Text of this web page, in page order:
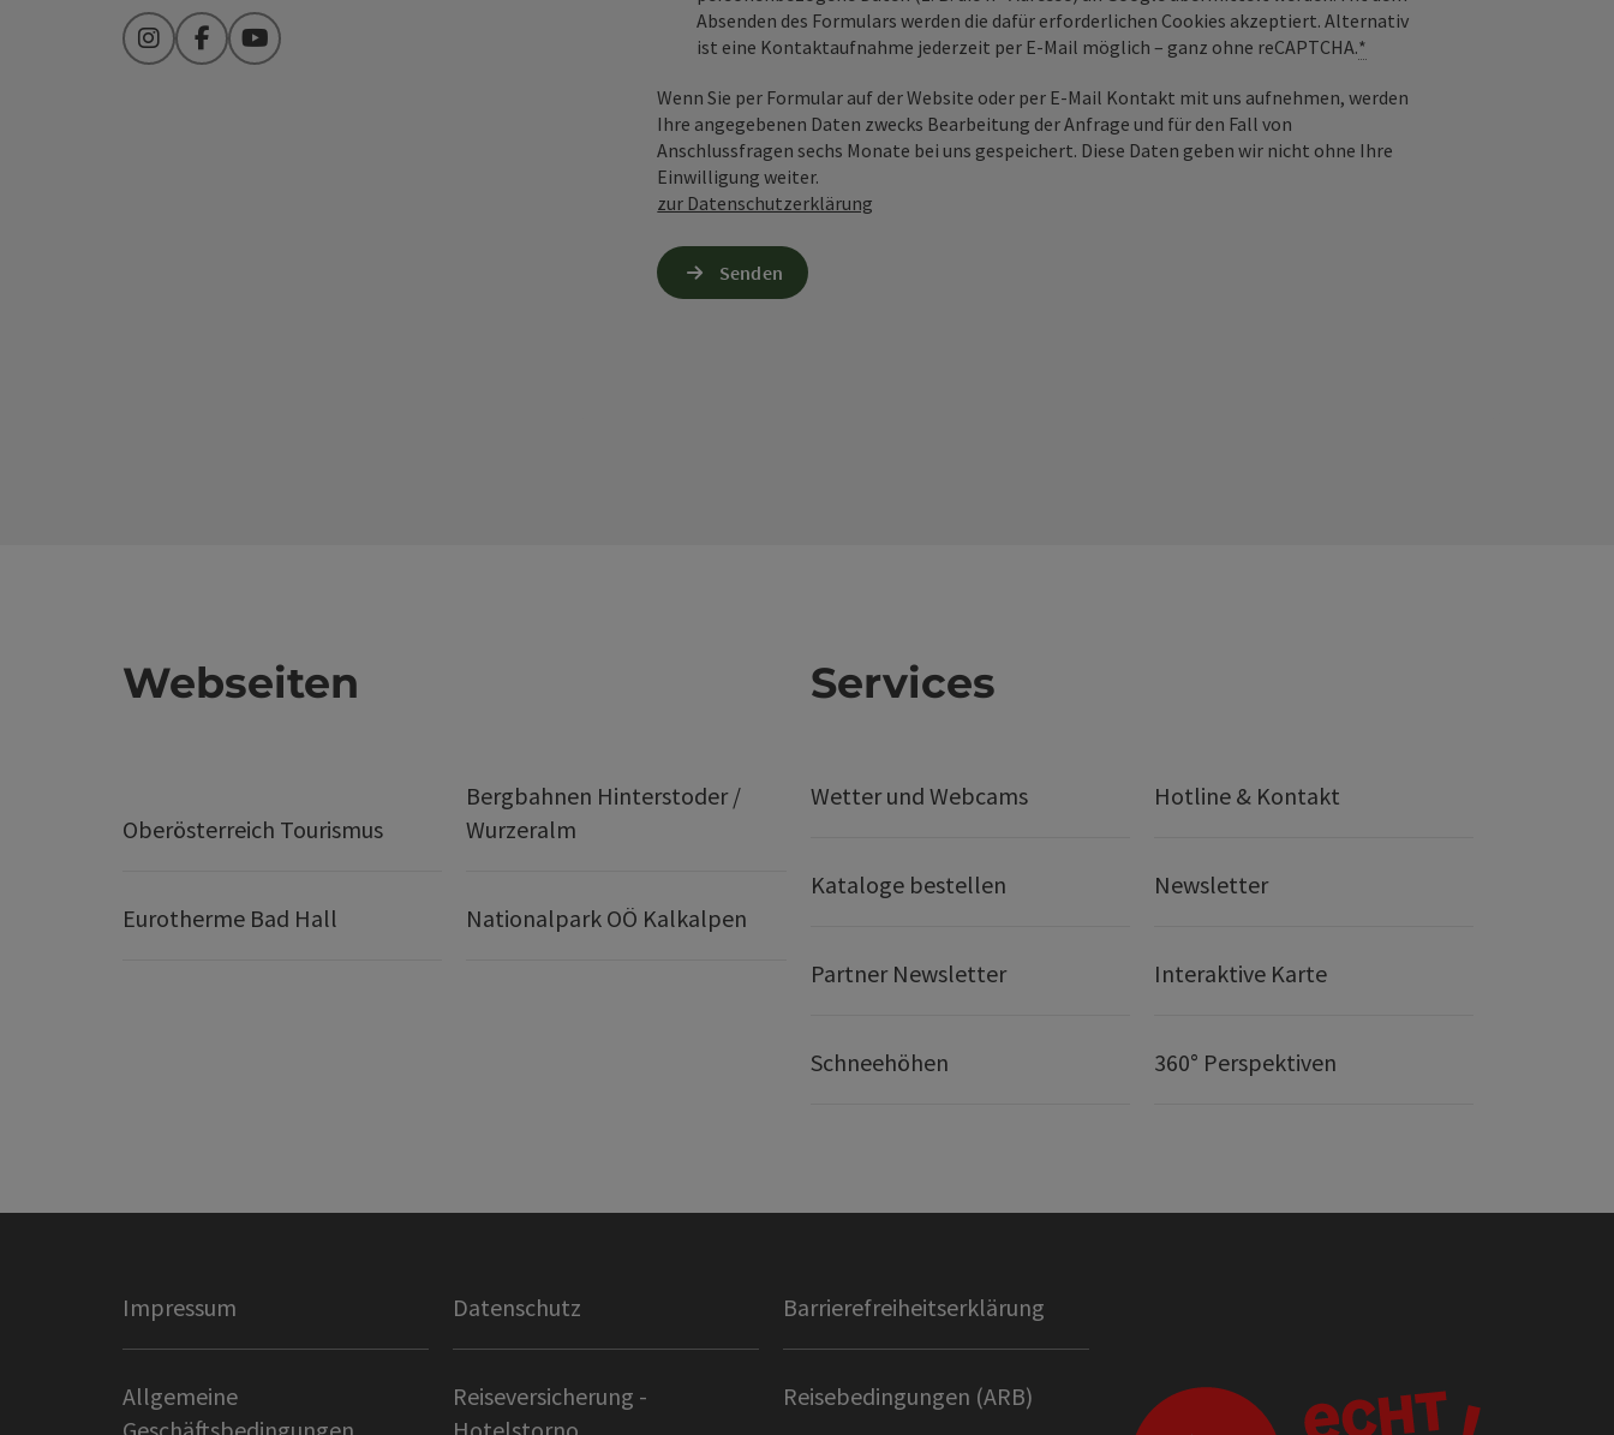
InstagramFacebookYouTube
Absenden des Formulars werden die dafür erforderlichen Cookies akzeptiert. Alternativ
ist eine Kontaktaufnahme jederzeit per E-Mail möglich – ganz ohne reCAPTCHA.*
Wenn Sie per Formular auf der Website oder per E-Mail Kontakt mit uns aufnehmen, werden
Ihre angegebenen Daten zwecks Bearbeitung der Anfrage und für den Fall von
Anschlussfragen sechs Monate bei uns gespeichert. Diese Daten geben wir nicht ohne Ihre
Einwilligung weiter.
zur Datenschutzerklärung
Senden
Webseiten
Oberösterreich Tourismus
Bergbahnen Hinterstoder /
Wurzeralm
Eurotherme Bad Hall Nationalpark OÖ Kalkalpen
Services
Wetter und Webcams Hotline & Kontakt
Kataloge bestellen Newsletter
Partner Newsletter Interaktive Karte
Schneehöhen 360° Perspektiven
Impressum Datenschutz Barrierefreiheitserklärung
Allgemeine
Reiseversicherung -
Reisebedingungen (ARB)